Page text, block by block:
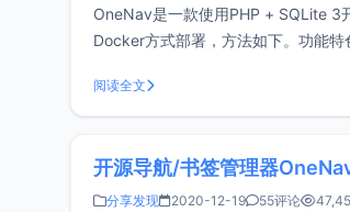
OneNav是一款使用PHP + SQLite 3
Docker方式部署，方法如下。功能
阅读全文
开源导航/书签管理器
分享发现 2020-12-19 55评论